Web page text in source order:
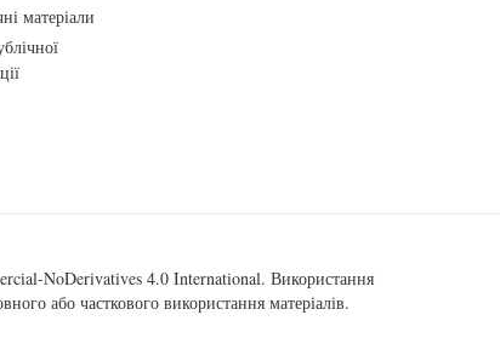
матеріали
NoDerivatives 4.0 International. Використання
або часткового використання матеріалів.